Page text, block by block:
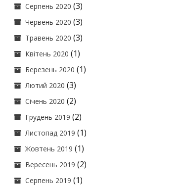
Серпень 2020 (3)
Червень 2020 (3)
Травень 2020 (3)
Квітень 2020 (1)
Березень 2020 (1)
Лютий 2020 (3)
Січень 2020 (2)
Грудень 2019 (2)
Листопад 2019 (1)
Жовтень 2019 (1)
Вересень 2019 (2)
Серпень 2019 (1)